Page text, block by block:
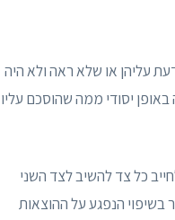
עליהן או שלא ראה ולא היה
באופן יסודי ממה שהוסכם עליו
כל צד להשיב לצד השני
ולחייב את המפר בשיפוי הנפגע על ההוצאות